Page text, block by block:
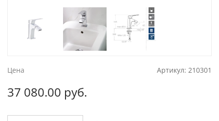
Цена Артикул: 210301
37 080.00 руб.